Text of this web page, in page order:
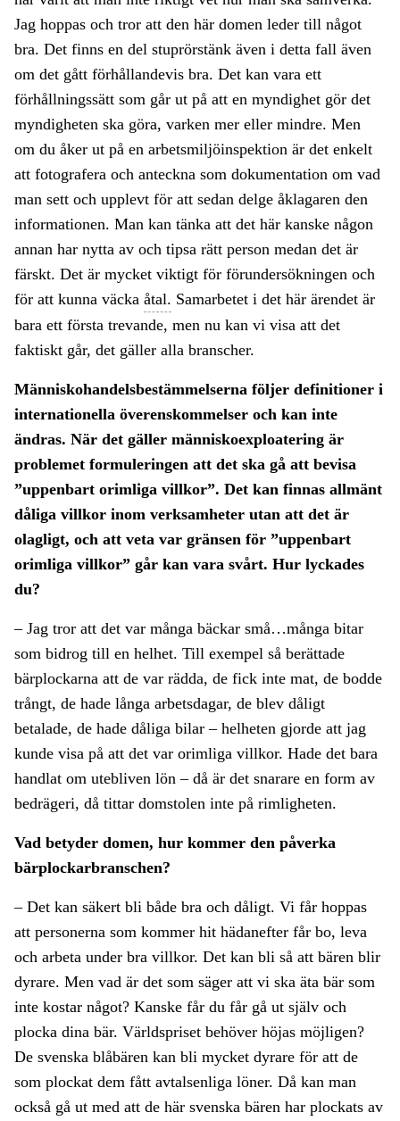
Jag hoppas och tror att den här domen leder till något
bra. Det finns en del stuprörstänk även i detta fall även
om det gått förhållandevis bra. Det kan vara ett
förhållningssätt som går ut på att en myndighet gör det
myndigheten ska göra, varken mer eller mindre. Men
om du åker ut på en arbetsmiljöinspektion är det enkelt
att fotografera och anteckna som dokumentation om vad
man sett och upplevt för att sedan delge åklagaren den
informationen. Man kan tänka att det här kanske någon
annan har nytta av och tipsa rätt person medan det är
färskt. Det är mycket viktigt för förundersökningen och
för att kunna väcka åtal. Samarbetet i det här ärendet är
bara ett första trevande, men nu kan vi visa att det
faktiskt går, det gäller alla branscher.
Människohandelsbestämmelserna följer definitioner i
internationella överenskommelser och kan inte
ändras. När det gäller människoexploatering är
problemet formuleringen att det ska gå att bevisa
”uppenbart orimliga villkor”. Det kan finnas allmänt
dåliga villkor inom verksamheter utan att det är
olagligt, och att veta var gränsen för ”uppenbart
orimliga villkor” går kan vara svårt. Hur lyckades
du?
– Jag tror att det var många bäckar små…många bitar
som bidrog till en helhet. Till exempel så berättade
bärplockarna att de var rädda, de fick inte mat, de bodde
trångt, de hade långa arbetsdagar, de blev dåligt
betalade, de hade dåliga bilar – helheten gjorde att jag
kunde visa på att det var orimliga villkor. Hade det bara
handlat om utebliven lön – då är det snarare en form av
bedrägeri, då tittar domstolen inte på rimligheten.
Vad betyder domen, hur kommer den påverka
bärplockarbranschen?
– Det kan säkert bli både bra och dåligt. Vi får hoppas
att personerna som kommer hit hädanefter får bo, leva
och arbeta under bra villkor. Det kan bli så att bären blir
dyrare. Men vad är det som säger att vi ska äta bär som
inte kostar något? Kanske får du får gå ut själv och
plocka dina bär. Världspriset behöver höjas möjligen?
De svenska blåbären kan bli mycket dyrare för att de
som plockat dem fått avtalsenliga löner. Då kan man
också gå ut med att de här svenska bären har plockats av